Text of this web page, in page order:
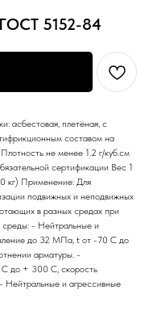
5152-84
асбестовая, плетёная, с
составом на
не менее 1.2 г/куб.см
сертификации Вес 1
кг) Применение: Для
подвижных и неподвижных
в разных средах при
среды: - Нейтральные и
до 32 МПа, t от -70 С до
арматуры. -
до + 300 С, скорость
Нейтральные и агрессивные